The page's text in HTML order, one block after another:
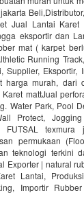
Jual Lantai Karet
eksportir dan
mat ( karpet
Running
Supplier, Eksportir,
murah, dari
mattJual
Water Park, Pool
Protect,
FUTSAL texmura
permukaan
teknologi terkini
Exporter | natural
Lantai,
Importir